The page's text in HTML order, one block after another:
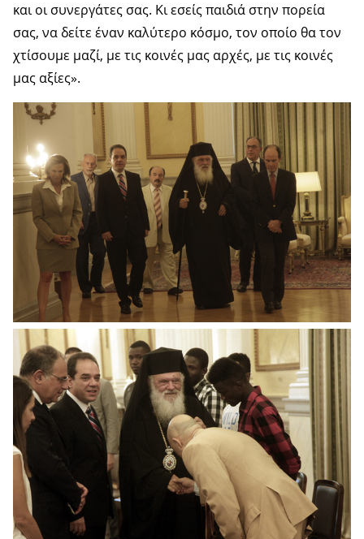
και οι συνεργάτες σας. Κι εσείς παιδιά στην πορεία
σας, να δείτε έναν καλύτερο κόσμο, τον οποίο θα τον
χτίσουμε μαζί, με τις κοινές μας αρχές, με τις κοινές
μας αξίες».